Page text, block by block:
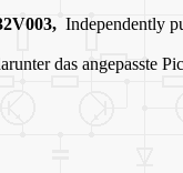
Independently
das angepasste